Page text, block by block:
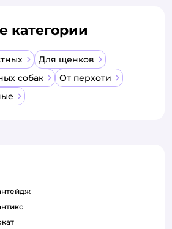
категории
Для щенков
собак
От перхоти